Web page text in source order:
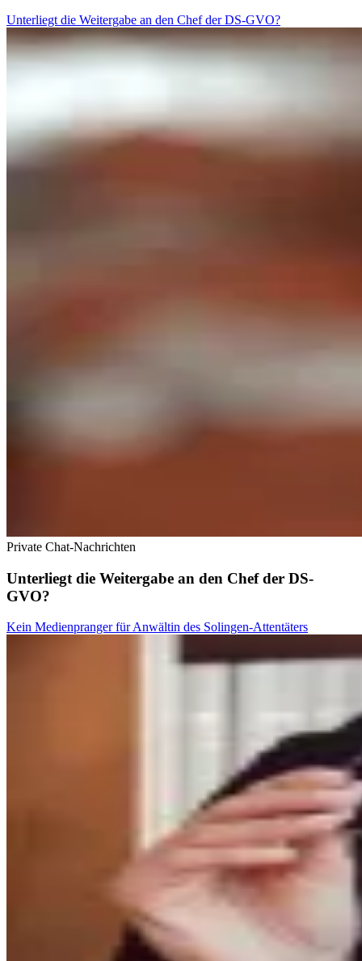
Unterliegt die Weitergabe an den Chef der DS-GVO?
Private Chat-Nachrichten
Unterliegt die Weitergabe an den Chef der DS-
GVO?
Kein Medienpranger für Anwältin des Solingen-Attentäters